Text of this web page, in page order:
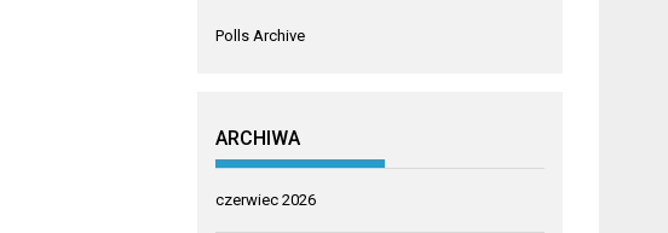
Polls Archive
ARCHIWA
czerwiec 2026